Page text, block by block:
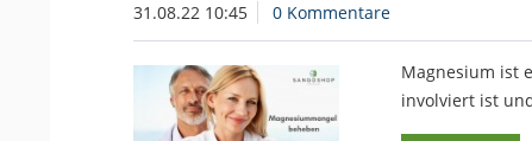
31.08.22 10:45 0 Kommentare
Magnesium ist
involviert ist